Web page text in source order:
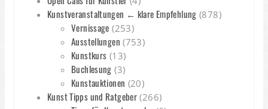
Kunstveranstaltungen ← klare Empfehlung (878)
Vernissage (253)
Ausstellungen (753)
Kunstkurs (13)
Buchlesung (3)
Kunstauktionen (20)
Kunst Tipps und Ratgeber (266)